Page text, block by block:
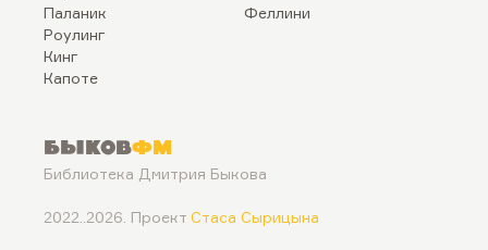
Паланик
Роулинг
Кинг
Капоте
Феллини
БыковФМ
Библиотека Дмитрия Быкова
2022..2026. Проект Стаса Сырицына